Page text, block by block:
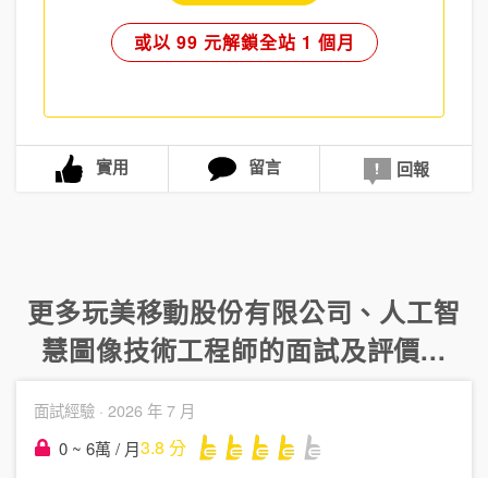
或以 99 元解鎖全站 1 個月
實用 留言 回報
更多玩美移動股份有限公司 、 人工智
慧圖像技術工程師的面試及評價...
面試經驗 · 2026 年 7 月
0 ~ 6萬 / 月3.8 分